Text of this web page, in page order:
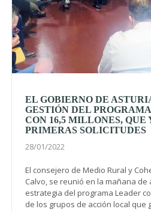
EL GOBIERNO DE
GESTIÓN DEL
CON 16,5 MILLONES, QUE
PRIMERAS SOLICITUDES
28/01/2022
El consejero de Medio Rural y
Calvo, se reunió en la mañana
estrategia del programa Leader
de los grupos de acción local que